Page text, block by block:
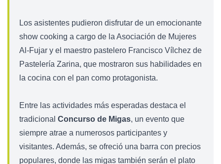
Los asistentes pudieron disfrutar de un emocionante
show cooking a cargo de la Asociación de Mujeres
Al-Fujar y el maestro pastelero Francisco Vílchez de
Pastelería Zarina, que mostraron sus habilidades en
la cocina con el pan como protagonista.
Entre las actividades más esperadas destaca el
tradicional Concurso de Migas, un evento que
siempre atrae a numerosos participantes y
visitantes. Además, se ofreció una barra con precios
populares, donde las migas también serán el plato